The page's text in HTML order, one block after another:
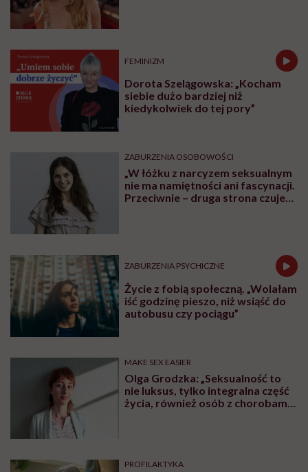
FEMINIZM
Dorota Szelągowska: „Kocham
siebie dużo bardziej niż
kiedykolwiek do tej pory”
ZABURZENIA OSOBOWOŚCI
„W łóżku z narcyzem seksualnym
nie ma namiętności ani fascynacji.
Przeciwnie – druga strona czuje
ZABURZENIA PSYCHICZNE
Życie z fobią społeczną. „Wolałam
iść godzinę pieszo, niż wsiąść do
autobusu czy pociągu”
MAKE SEX EASIER
Olga Grodzka: „Seksualność to
nie luksus, tylko integralna część
życia, również osób z chorobami
PROFILAKTYKA